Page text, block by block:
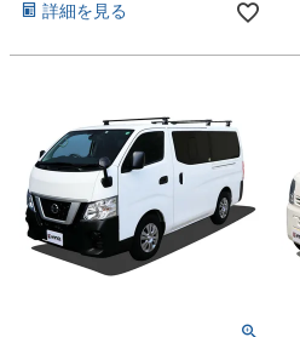
詳細を見る